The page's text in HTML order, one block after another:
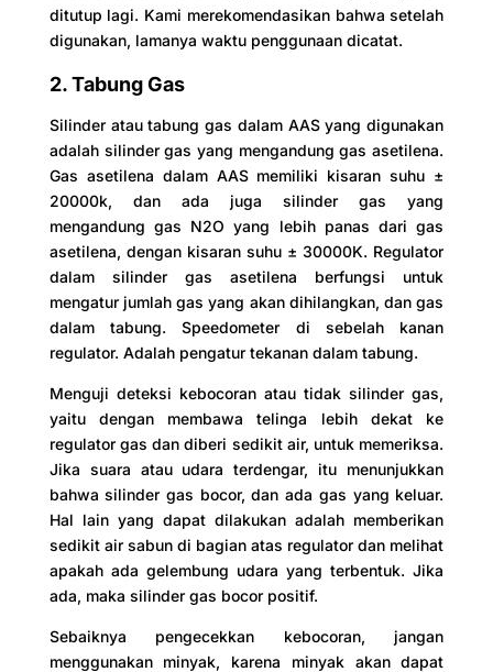
ditutup lagi. Kami merekomendasikan bahwa setelah
digunakan, lamanya waktu penggunaan dicatat.
2. Tabung Gas
Silinder atau tabung gas dalam AAS yang digunakan
adalah silinder gas yang mengandung gas asetilena.
Gas asetilena dalam AAS memiliki kisaran suhu ±
20000k, dan ada juga silinder gas yang
mengandung gas N2O yang lebih panas dari gas
asetilena, dengan kisaran suhu ± 30000K. Regulator
dalam silinder gas asetilena berfungsi untuk
mengatur jumlah gas yang akan dihilangkan, dan gas
dalam tabung. Speedometer di sebelah kanan
regulator. Adalah pengatur tekanan dalam tabung.
Menguji deteksi kebocoran atau tidak silinder gas,
yaitu dengan membawa telinga lebih dekat ke
regulator gas dan diberi sedikit air, untuk memeriksa.
Jika suara atau udara terdengar, itu menunjukkan
bahwa silinder gas bocor, dan ada gas yang keluar.
Hal lain yang dapat dilakukan adalah memberikan
sedikit air sabun di bagian atas regulator dan melihat
apakah ada gelembung udara yang terbentuk. Jika
ada, maka silinder gas bocor positif.
Sebaiknya pengecekkan kebocoran, jangan
menggunakan minyak, karena minyak akan dapat